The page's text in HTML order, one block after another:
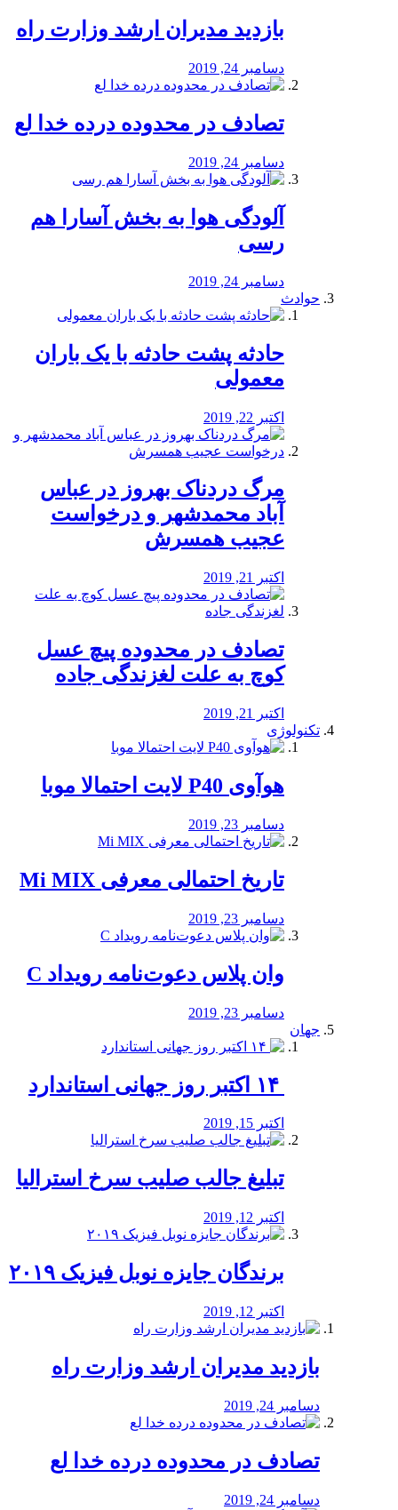
بازدید مدیران ارشد وزارت راه
دسامبر 24, 2019
تصادف در محدوده درده خدا لع
دسامبر 24, 2019
آلودگی هوا به بخش آسارا هم
رسی
دسامبر 24, 2019
حوادث
️حادثه پشت حادثه با یک باران
معمولی
اکتبر 22, 2019
مرگ دردناک بهروز در عباس
آباد محمدشهر و درخواست
عجیب همسرش
اکتبر 21, 2019
تصادف در محدوده پیچ عسل
کوچ به علت لغزندگی جاده
اکتبر 21, 2019
تکنولوژی
هوآوی P40 لایت احتمالا موبا
دسامبر 23, 2019
تاریخ احتمالی معرفی Mi MIX
دسامبر 23, 2019
وان پلاس دعوت‌نامه رویداد C
دسامبر 23, 2019
جهان
اکتبر 15, 2019
تبلیغ جالب صلیب سرخ استرالیا
اکتبر 12, 2019
برندگان جایزه نوبل فیزیک ۲۰۱۹
اکتبر 12, 2019
بازدید مدیران ارشد وزارت راه
دسامبر 24, 2019
تصادف در محدوده درده خدا لع
دسامبر 24, 2019